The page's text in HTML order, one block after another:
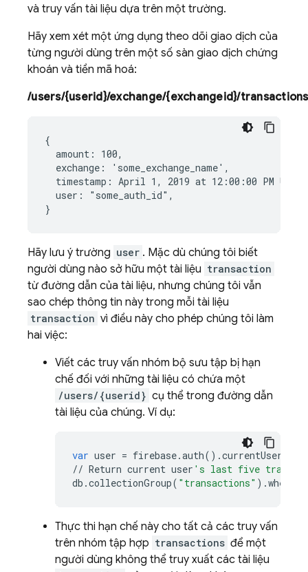
và truy vấn tài liệu dựa trên một trường.
Hãy xem xét một ứng dụng theo dõi giao dịch của
từng người dùng trên một số sàn giao dịch chứng
khoán và tiền mã hoá:
/users/{userid}/exchange/{exchangeid}/
{
  amount: 100,
  exchange: 'some_exchange_name',
timestamp: April 1, 2019 at 12:00:00 PM UTC-
  user: "some_auth_id",
Hãy lưu ý trường user . Mặc dù chúng tôi biết
người dùng nào sở hữu một tài liệu transaction
từ đường dẫn của tài liệu, nhưng chúng tôi vẫn
sao chép thông tin này trong mỗi tài liệu
transaction vì điều này cho phép chúng tôi làm
hai việc:
Viết các truy vấn nhóm bộ sưu tập bị hạn
chế đối với những tài liệu có chứa một
/users/{userid} cụ thể trong đường dẫn
tài liệu của chúng. Ví dụ:
var user = firebase.auth() .currentUser
// Return current user 's last five
db .collectionGroup( "transactions" ) .where
Thực thi hạn chế này cho tất cả các truy vấn
trên nhóm tập hợp transactions để một
người dùng không thể truy xuất các tài liệu